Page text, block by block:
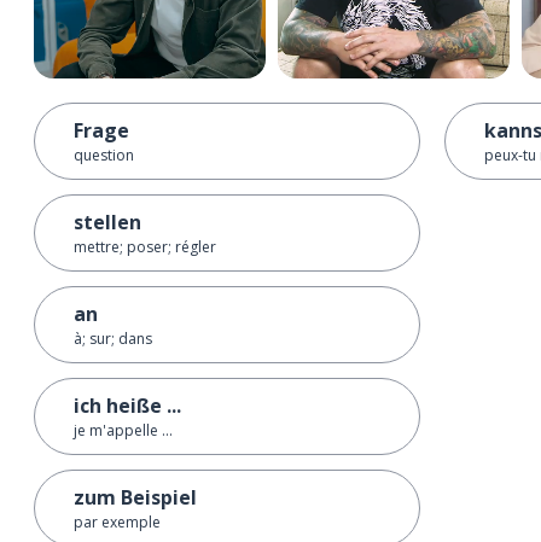
Frage
question
stellen
mettre; poser; régler
an
à; sur; dans
ich heiße ...
je m'appelle ...
zum Beispiel
par exemple
peux-tu